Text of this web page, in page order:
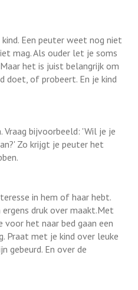
Een peuter weet nog niet
mag. Als ouder let je soms
het is juist belangrijk om
doet, of probeert. En je kind
bijvoorbeeld: 'Wil je je
Zo krijgt je peuter het
in hem of haar hebt.
druk over maakt.Met
voor het naar bed gaan een
Praat met je kind over leuke
gebeurd. En over de